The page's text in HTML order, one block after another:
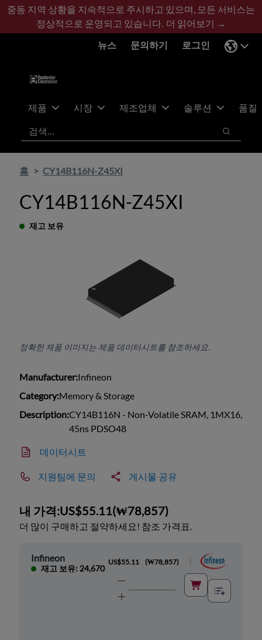
기
콘
바
글
중동 지역 상황을 지속적으로 주시하고 있으며, 모든 서비스는
정상적으로 운영되고 있습니다. 더 읽어보기 →
뉴스
문의하기 로그인
제품 시장 제조업체 솔루션
품질
검색
검색
홈 CY14B116N-Z45XI
CY14B116N-Z45XI
재고 보유
정확한 제품 이미지는 제품 데이터시트를 참조하세요.
Manufacturer:Infineon
Category:Memory & Storage
Description:CY14B116N - Non-Volatile SRAM, 1MX16,
45ns PDSO48
데이터시트
지원팀에 문의 게시물 공유
내 가격:US$55.11(₩78,857)
더 많이 구매하고 절약하세요! 참조 가격표.
Infineon
재고 보유: 24,670
US$55.11 (₩78,857)